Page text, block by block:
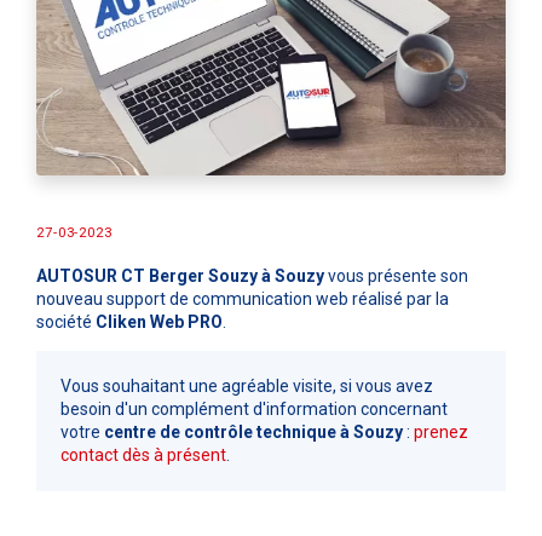
27-03-2023
AUTOSUR CT Berger Souzy à Souzyvous présente son
nouveau support de communication web réalisé par la
société Cliken Web PRO.
Vous souhaitant une agréable visite, si vous avez
besoin d'un complément d'information concernant
votre centre de contrôle techniqueà Souzy: prenez
contact dès à présent.